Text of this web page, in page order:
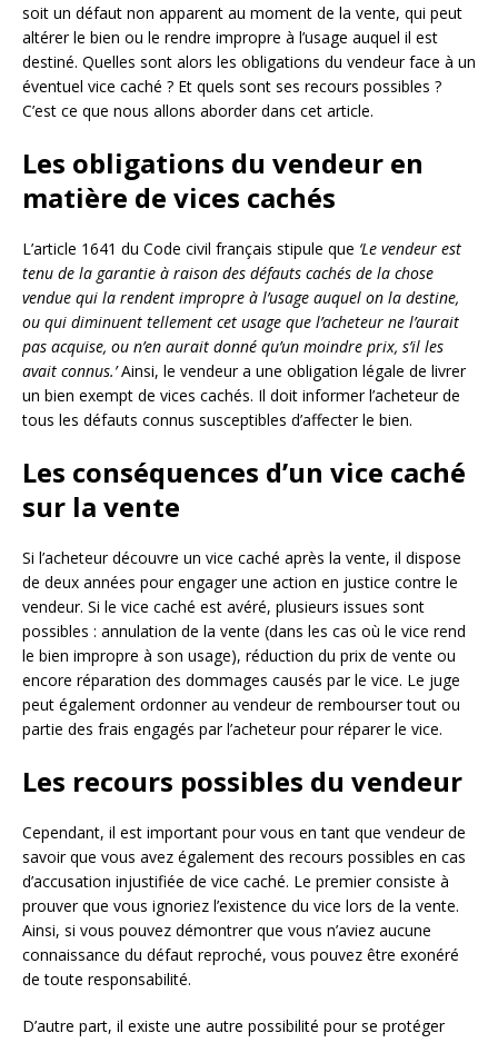
soit un défaut non apparent au moment de la vente, qui peut
altérer le bien ou le rendre impropre à l’usage auquel il est
destiné. Quelles sont alors les obligations du vendeur face à un
éventuel vice caché ? Et quels sont ses recours possibles ?
C’est ce que nous allons aborder dans cet article.
Les obligations du vendeur en
matière de vices cachés
L’article 1641 du Code civil français stipule que ‘Le vendeur est
tenu de la garantie à raison des défauts cachés de la chose
vendue qui la rendent impropre à l’usage auquel on la destine,
ou qui diminuent tellement cet usage que l’acheteur ne l’aurait
pas acquise, ou n’en aurait donné qu’un moindre prix, s’il les
avait connus.’Ainsi, le vendeur a une obligation légale de livrer
un bien exempt de vices cachés. Il doit informer l’acheteur de
tous les défauts connus susceptibles d’affecter le bien.
Les conséquences d’un vice caché
sur la vente
Si l’acheteur découvre un vice caché après la vente, il dispose
de deux années pour engager une action en justice contre le
vendeur. Si le vice caché est avéré, plusieurs issues sont
possibles : annulation de la vente (dans les cas où le vice rend
le bien impropre à son usage), réduction du prix de vente ou
encore réparation des dommages causés par le vice. Le juge
peut également ordonner au vendeur de rembourser tout ou
partie des frais engagés par l’acheteur pour réparer le vice.
Les recours possibles du vendeur
Cependant, il est important pour vous en tant que vendeur de
savoir que vous avez également des recours possibles en cas
d’accusation injustifiée de vice caché. Le premier consiste à
prouver que vous ignoriez l’existence du vice lors de la vente.
Ainsi, si vous pouvez démontrer que vous n’aviez aucune
connaissance du défaut reproché, vous pouvez être exonéré
de toute responsabilité.
D’autre part, il existe une autre possibilité pour se protéger